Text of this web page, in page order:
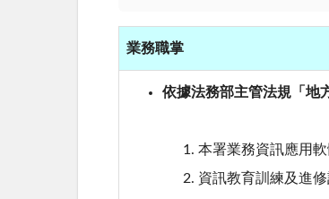
業務職掌
依據法務部主管法規「地
本署業務資訊應用
資訊教育訓練及進